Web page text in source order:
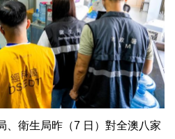
、衛生局昨（7 日）對全澳八家